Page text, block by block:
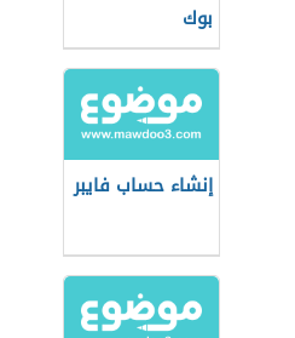
بوك
إنشاء حساب فايبر